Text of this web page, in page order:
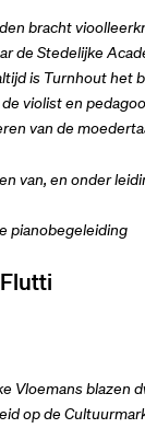
bracht
de Stedelijke
is Turnhout het
de violist en
van de
van, en onder
pianobegeleiding
Vloemans blazen
op de